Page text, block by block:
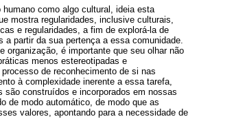
como algo cultural, ideia esta
mostra regularidades, inclusive culturais,
e regularidades, a fim de explorá-la de
a partir da sua pertença a essa comunidade.
organização, é importante que seu olhar não
menos estereotipadas e
de reconhecimento de si nas
à complexidade inerente a essa tarefa,
são construídos e incorporados em nossas
de modo automático, de modo que as
valores, apontando para a necessidade de